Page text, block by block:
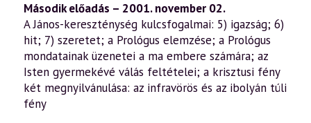
Második előadás – 2001. november 02.
A János-kereszténység kulcsfogalmai: 5) igazság; 6)
hit; 7) szeretet; a Prológus elemzése; a Prológus
mondatainak üzenetei a ma embere számára; az
Isten gyermekévé válás feltételei; a krisztusi fény
két megnyilvánulása: az infravörös és az ibolyán túli
fény